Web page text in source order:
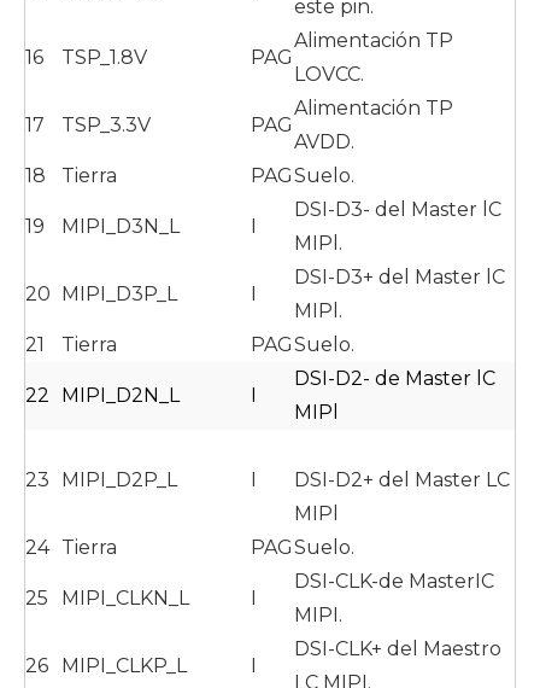
este pin.
16 TSP_1.8V PAG
Alimentación TP
LOVCC.
17 TSP_3.3V PAG
Alimentación TP
AVDD.
18
Tierra PAGSuelo.
19 MIPI_D3N_L I
DSI-D3- del Master lC
MIPl.
20 MIPI_D3P_L I
DSI-D3+ del Master lC
MIPl.
21
Tierra PAGSuelo.
22 MIPI_D2N_L I
DSI-D2- de Master lC
MIPl
23 MIPI_D2P_L I
DSI-D2+ del Master LC
MIPl
24 Tierra PAGSuelo.
25 MIPI_CLKN_L I
DSI-CLK-de MasterIC
MIPI.
26 MIPI_CLKP_L I
DSI-CLK+ del Maestro
LC MIPI.